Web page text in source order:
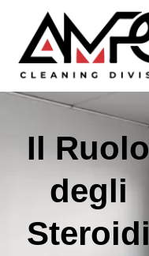
Il Ruolo
degli
Steroidi